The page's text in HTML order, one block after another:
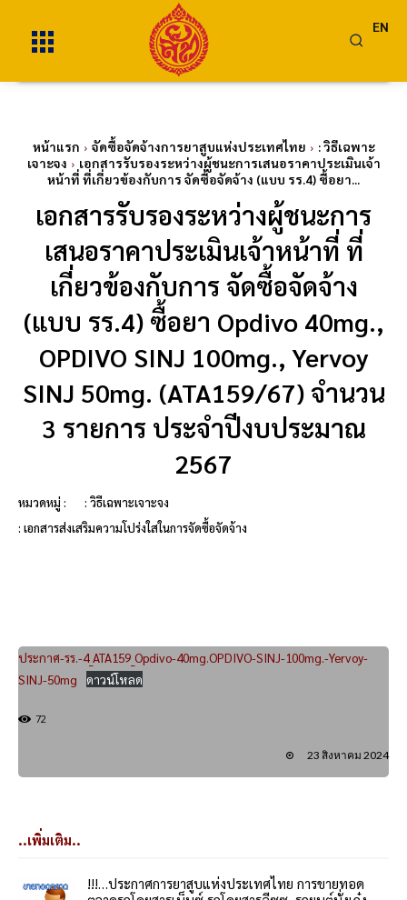
EN
หน้าแรก จัดซื้อจัดจ้างการยาสูบแห่งประเทศไทย
: วิธีเฉพาะ
เจาะจง
เอกสารรับรองระหว่างผู้ชนะการเสนอราคาประเมินเจ้า
หน้าที่ ที่เกี่ยวข้องกับการ จัดซื้อจัดจ้าง (แบบ รร.4) ซื้อยา...
เอกสารรับรองระหว่างผู้ชนะการ
เสนอราคาประเมินเจ้าหน้าที่ ที่
เกี่ยวข้องกับการ จัดซื้อจัดจ้าง
(แบบ รร.4) ซื้อยา Opdivo 40mg.,
OPDIVO SINJ 100mg., Yervoy
SINJ 50mg. (ATA159/67) จำนวน
3 รายการ ประจำปีงบประมาณ
2567
หมวดหมู่ :
: วิธีเฉพาะเจาะจง
: เอกสารส่งเสริมความโปร่งใสในการจัดซื้อจัดจ้าง
ประกาศ-รร.-4_ATA159_Opdivo-40mg.OPDIVO-SINJ-100mg.-Yervoy-
SINJ-50mg
ดาวน์โหลด
72
23 สิงหาคม 2024
..เพิ่มเติม..
!!!…ประกาศการยาสูบแห่งประเทศไทย การขายทอด